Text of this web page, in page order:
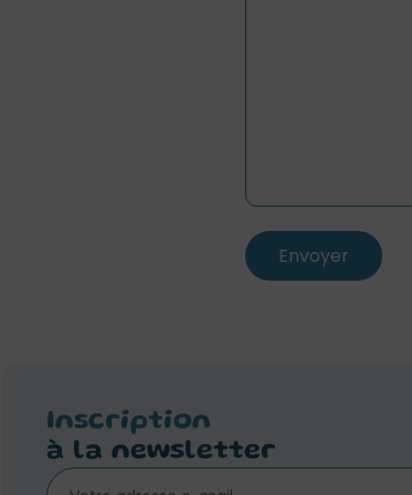
Inscription
à la newsletter